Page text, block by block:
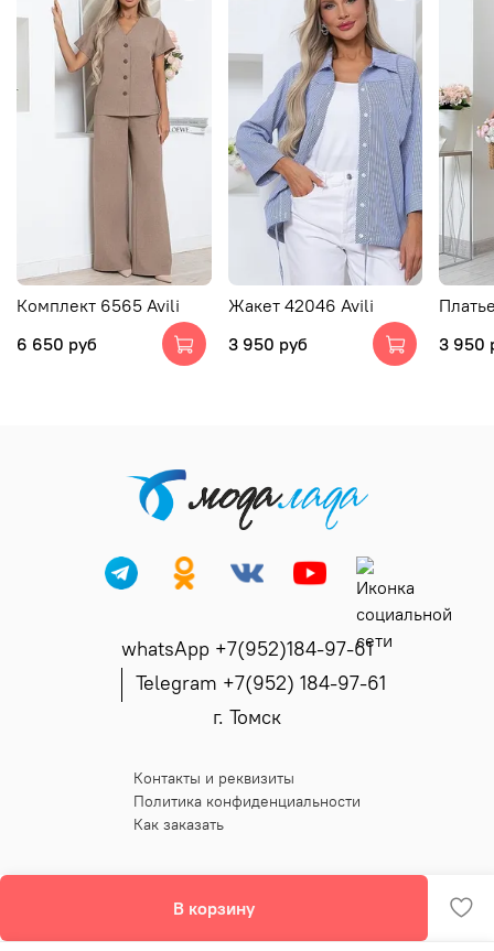
В корзину
Комплект 6565 Avili
6 650 руб
Жакет 42046 Avili
3 950 руб
3 950
whatsApp +7(952)184-97-61
Telegram +7(952) 184-97-61
г. Томск
Контакты и реквизиты
Политика конфиденциальности
Как заказать